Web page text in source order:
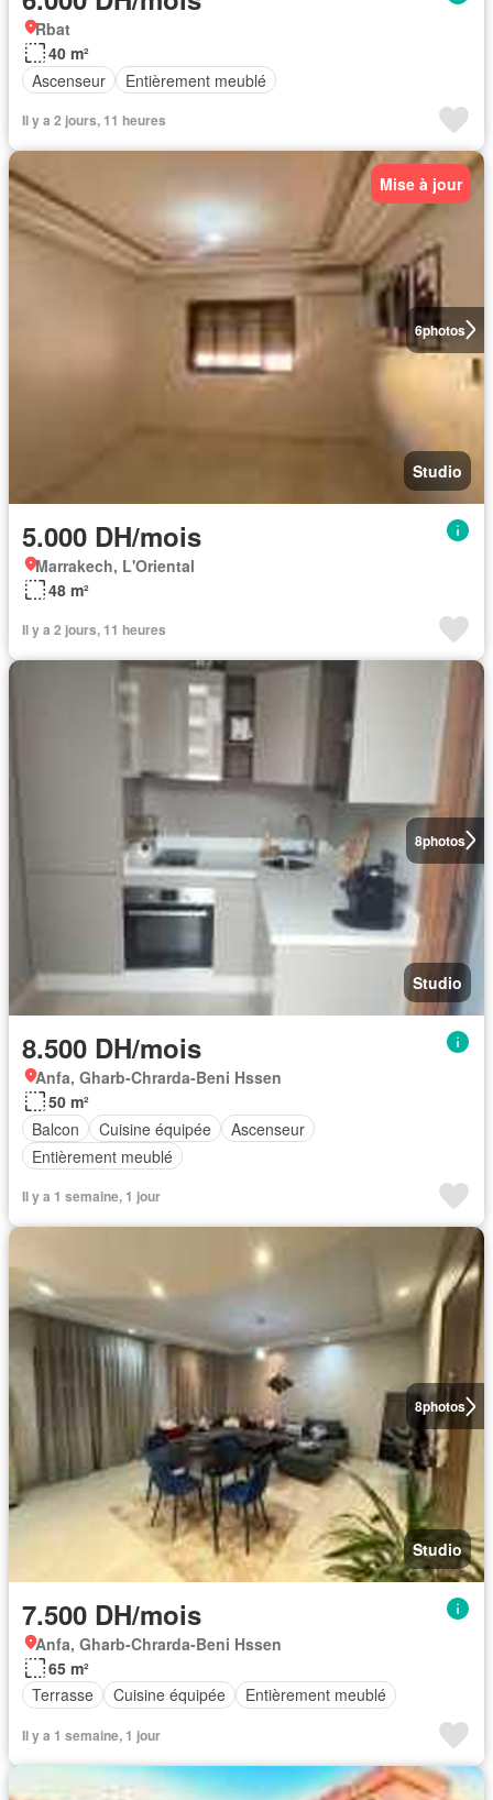
Rbat
40 m²
Ascenseur
Entièrement meublé
Il y a 2 jours, 11 heures
6photos
Mise à jour
Studio
5.000 DH/mois
Marrakech, L'Oriental
48 m²
Il y a 2 jours, 11 heures
8photos
Studio
8.500 DH/mois
Anfa, Gharb-Chrarda-Beni Hssen
50 m²
Balcon
Cuisine équipée
Ascenseur
Entièrement meublé
Il y a 1 semaine, 1 jour
8photos
Studio
7.500 DH/mois
Anfa, Gharb-Chrarda-Beni Hssen
65 m²
Terrasse
Cuisine équipée Entièrement meublé
Il y a 1 semaine, 1 jour